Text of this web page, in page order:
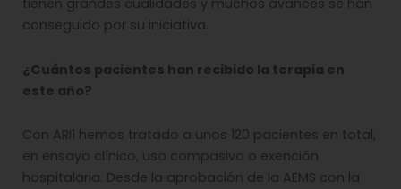
tienen grandes cualidades y muchos avances se han
conseguido por su iniciativa.
¿Cuántos pacientes han recibido la terapia en
este año?
Con ARI1 hemos tratado a unos 120 pacientes en total,
en ensayo clínico, uso compasivo o exención
hospitalaria. Desde la aprobación de la AEMS con la